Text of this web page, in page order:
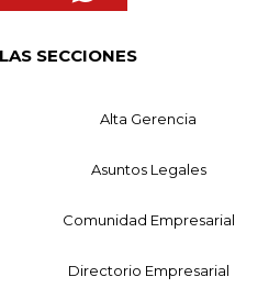
SECCIONES
Alta Gerencia
Asuntos Legales
Comunidad Empresarial
Directorio Empresarial